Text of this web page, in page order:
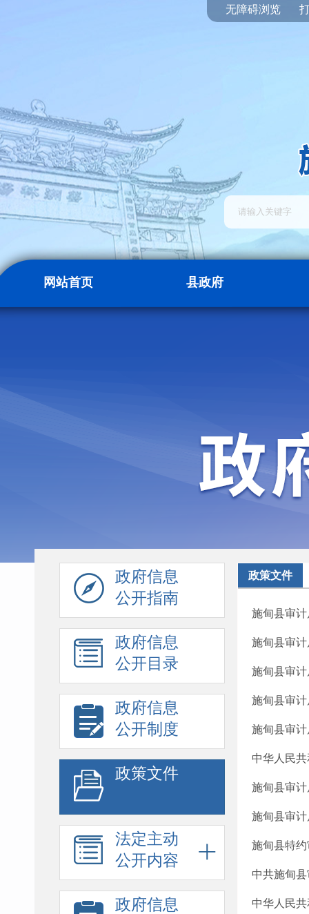
无障碍浏览
网站首页 县政府
政府信息
公开指南
政府信息
公开目录
政府信息
公开制度
政策文件
法定主动
公开内容
政府信息
政策文件
施甸县审
施甸县审
施甸县审
施甸县审计
施甸县审
中华人民
施甸县审
施甸县审
施甸县特
中共施甸
中华人民